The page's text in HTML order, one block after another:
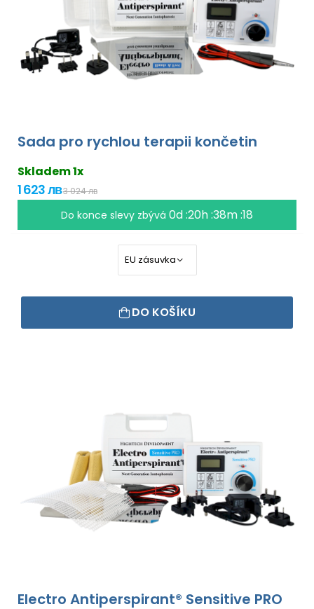
Sada pro rychlou terapii končetin
Skladem 1x
1 623 лв3 024 лв
Do konce slevy zbývá 0d :20h :38m :17
DO KOŠÍKU
Electro Antiperspirant® Sensitive PRO